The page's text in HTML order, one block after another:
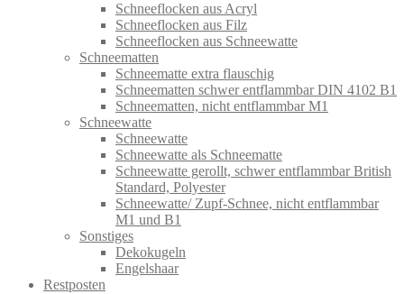
Schneeflocken aus Acryl
Schneeflocken aus Filz
Schneeflocken aus Schneewatte
Schneematten
Schneematte extra flauschig
Schneematten schwer entflammbar DIN 4102 B1
Schneematten, nicht entflammbar M1
Schneewatte
Schneewatte
Schneewatte als Schneematte
Schneewatte gerollt, schwer entflammbar British
Standard, Polyester
Schneewatte/ Zupf-Schnee, nicht entflammbar
M1 und B1
Sonstiges
Dekokugeln
Engelshaar
Restposten